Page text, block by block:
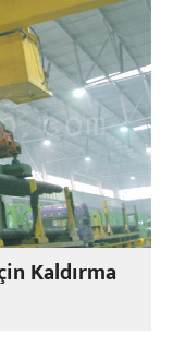
Kaldırma